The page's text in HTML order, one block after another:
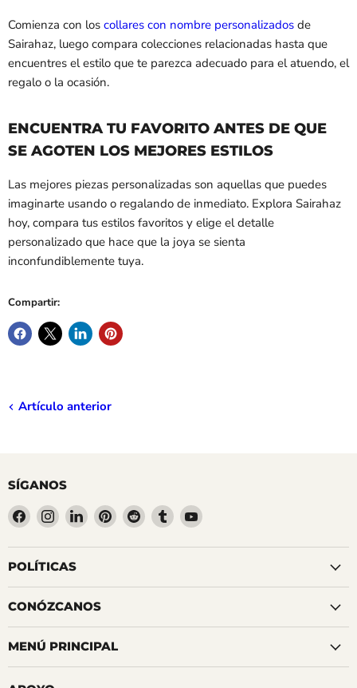
Comienza con los collares con nombre personalizados de
Sairahaz, luego compara colecciones relacionadas hasta que
encuentres el estilo que te parezca adecuado para el atuendo, el
regalo o la ocasión.
ENCUENTRA TU FAVORITO ANTES DE QUE
SE AGOTEN LOS MEJORES ESTILOS
Las mejores piezas personalizadas son aquellas que puedes
imaginarte usando o regalando de inmediato. Explora Sairahaz
hoy, compara tus estilos favoritos y elige el detalle
personalizado que hace que la joya se sienta
inconfundiblemente tuya.
Compartir:
Artículo anterior
SÍGANOS
Encuéntrenos
en
Facebook
Encuéntrenos
en
Instagram
Encuéntrenos
en
LinkedIn
Encuéntrenos
en
Pinterest
Encuéntrenos
en
Reddit
Encuéntrenos
en
Tumblr
Encuéntrenos
YouTube
POLÍTICAS
CONÓZCANOS
MENÚ PRINCIPAL